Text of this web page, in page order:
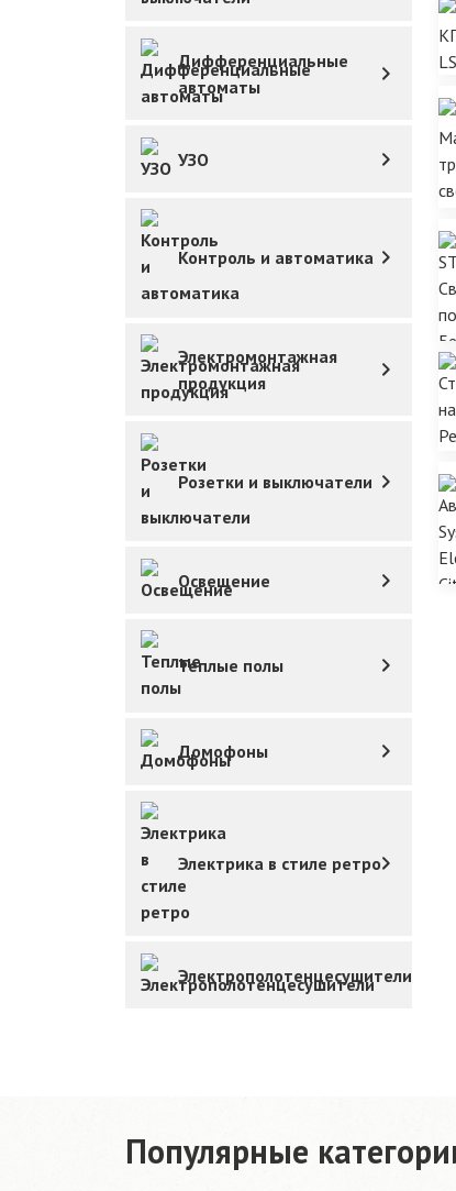
Дифференциальные
автоматы
УЗО
Контроль и автоматика
Электромонтажная
продукция
Розетки и выключатели
Освещение
Теплые полы
Домофоны
Электрика в стиле ретро
Электрополотенцесушители
Популярные